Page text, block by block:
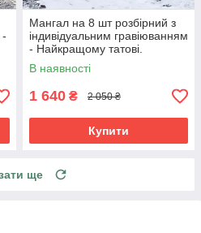
Мангал на 8 шт розбірний з
індивідуальним гравіюванням
- Найкращому татові.
Подарунковий мангал
В наявності
1 640 ₴ 2 050 ₴
Купити
ще